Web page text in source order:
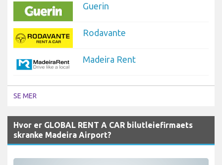
Guerin
Rodavante
Madeira Rent
SE MER
Hvor er GLOBAL RENT A CAR bilutleiefirmaets
skranke Madeira Airport?